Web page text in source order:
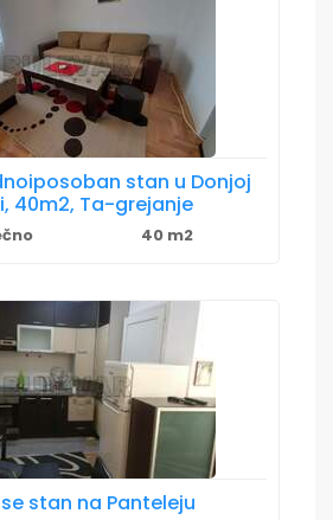
stan u Donjoj
40m2, Ta-grejanje
40 m2
stan na Panteleju